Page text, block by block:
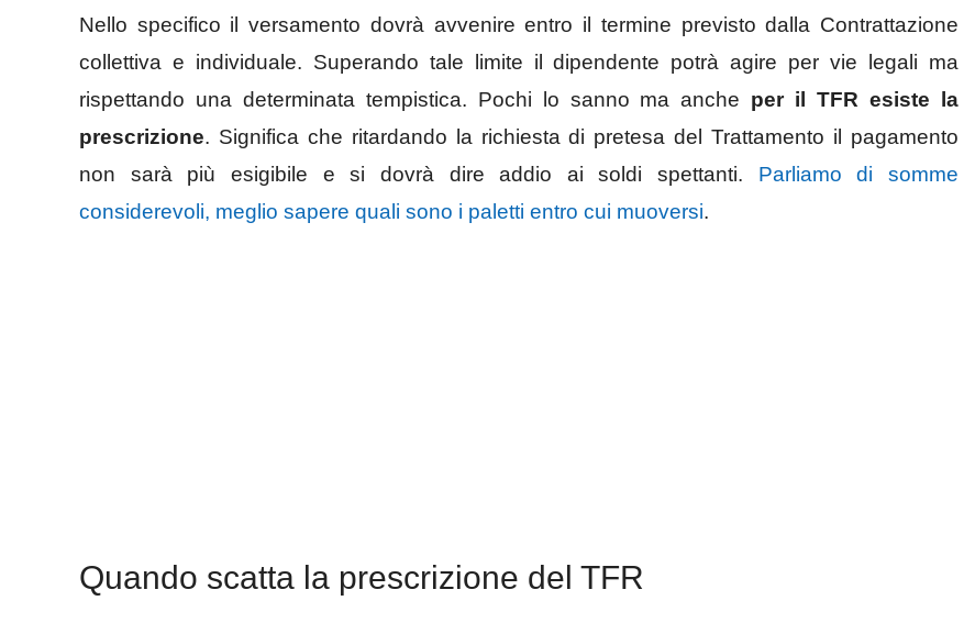
Nello specifico il versamento dovrà avvenire entro il termine previsto dalla Contrattazione
collettiva e individuale. Superando tale limite il dipendente potrà agire per vie legali ma
rispettando una determinata tempistica. Pochi lo sanno ma anche per il TFR esiste la
prescrizione. Significa che ritardando la richiesta di pretesa del Trattamento il pagamento
non sarà più esigibile e si dovrà dire addio ai soldi spettanti. Parliamo di somme
considerevoli, meglio sapere quali sono i paletti entro cui muoversi.
Quando scatta la prescrizione del TFR